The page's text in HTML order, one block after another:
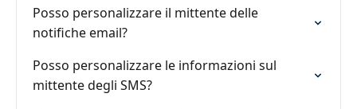
Posso personalizzare il mittente delle
notifiche email?
Posso personalizzare le informazioni sul
mittente degli SMS?